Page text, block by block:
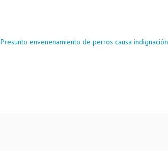
Presunto envenenamiento de perros causa indignación